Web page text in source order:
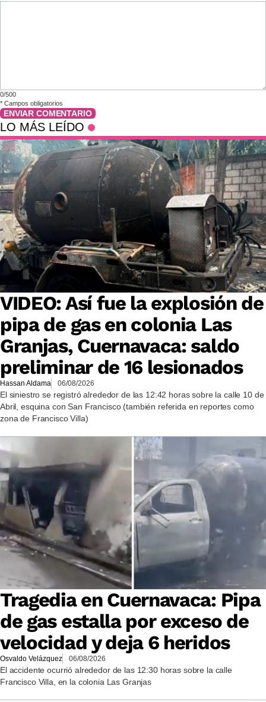
0/500
* Campos obligatorios
ENVIAR COMENTARIO
LO MÁS LEÍDO
VIDEO: Así fue la explosión de
pipa de gas en colonia Las
Granjas, Cuernavaca: saldo
preliminar de 16 lesionados
Hassan Aldama 06/08/2026
El siniestro se registró alrededor de las 12:42 horas sobre la calle 10 de
Abril, esquina con San Francisco (también referida en reportes como
zona de Francisco Villa)
Tragedia en Cuernavaca: Pipa
de gas estalla por exceso de
velocidad y deja 6 heridos
Osvaldo Velázquez 06/08/2026
El accidente ocurrió alrededor de las 12:30 horas sobre la calle
Francisco Villa, en la colonia Las Granjas